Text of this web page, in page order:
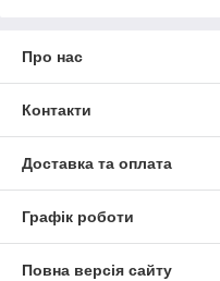
Про нас
Контакти
Доставка та оплата
Графік роботи
Повна версія сайту